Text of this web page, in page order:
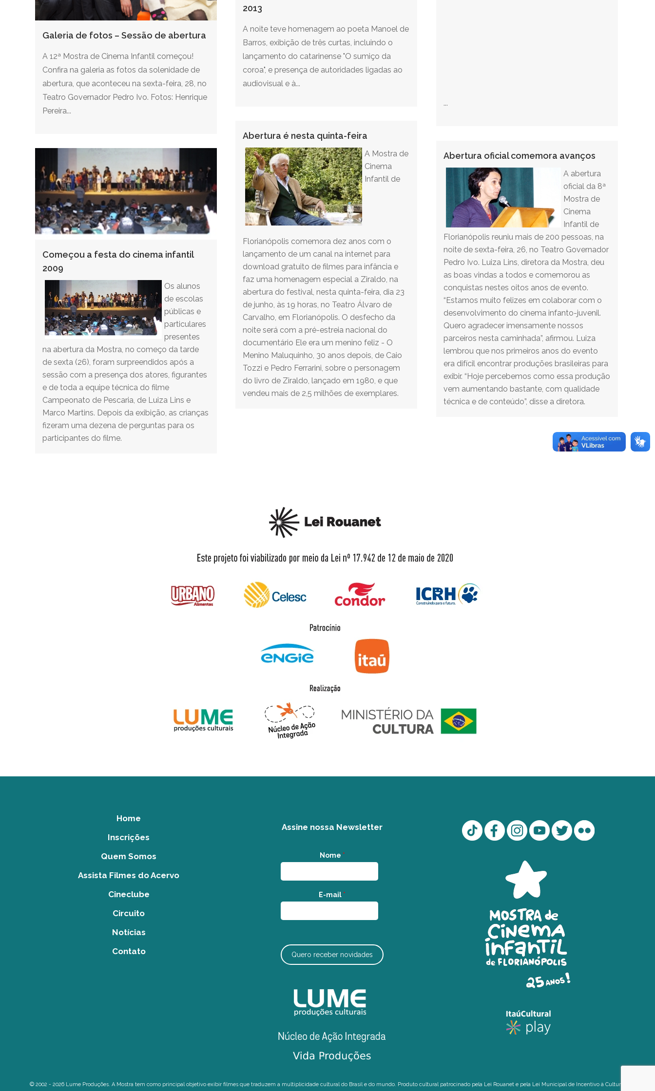
Galeria de fotos – Sessão de abertura
A 12ª Mostra de Cinema Infantil começou!
Confira na galeria as fotos da solenidade de
abertura, que aconteceu na sexta-feira, 28, no
Teatro Governador Pedro Ivo. Fotos: Henrique
Pereira...
2013
A noite teve homenagem ao poeta Manoel de
Barros, exibição de três curtas, incluindo o
lançamento do catarinense "O sumiço da
coroa", e presença de autoridades ligadas ao
audiovisual e à...
...
Abertura é nesta quinta-feira
A Mostra de
Cinema
Infantil de
Florianópolis comemora dez anos com o
lançamento de um canal na internet para
download gratuito de filmes para infância e
faz uma homenagem especial a Ziraldo, na
abertura do festival, nesta quinta-feira, dia 23
de junho, às 19 horas, no Teatro Álvaro de
Carvalho, em Florianópolis. O desfecho da
noite será com a pré-estreia nacional do
documentário Ele era um menino feliz - O
Menino Maluquinho, 30 anos depois, de Caio
Tozzi e Pedro Ferrarini, sobre o personagem
do livro de Ziraldo, lançado em 1980, e que
vendeu mais de 2,5 milhões de exemplares.
Abertura oficial comemora avanços
A abertura
oficial da 8ª
Mostra de
Cinema
Infantil de
Florianópolis reuniu mais de 200 pessoas, na
noite de sexta-feira, 26, no Teatro Governador
Pedro Ivo. Luiza Lins, diretora da Mostra, deu
as boas vindas a todos e comemorou as
conquistas nestes oitos anos de evento.
“Estamos muito felizes em colaborar com o
desenvolvimento do cinema infanto-juvenil.
Quero agradecer imensamente nossos
parceiros nesta caminhada”, afirmou. Luiza
lembrou que nos primeiros anos do evento
era difícil encontrar produções brasileiras para
exibir. “Hoje percebemos como essa produção
vem aumentando bastante, com qualidade
técnica e de conteúdo”, disse a diretora.
Começou a festa do cinema infantil
2009
Os alunos
de escolas
públicas e
particulares
presentes
na abertura da Mostra, no começo da tarde
de sexta (26), foram surpreendidos após a
sessão com a presença dos atores, figurantes
e de toda a equipe técnica do filme
Campeonato de Pescaria, de Luiza Lins e
Marco Martins. Depois da exibição, as crianças
fizeram uma dezena de perguntas para os
participantes do filme.
Home
Inscrições
Quem Somos
Assista Filmes do Acervo
Cineclube
Circuito
Notícias
Contato
Assine nossa Newsletter
Nome *
E-mail *
Quero receber novidades